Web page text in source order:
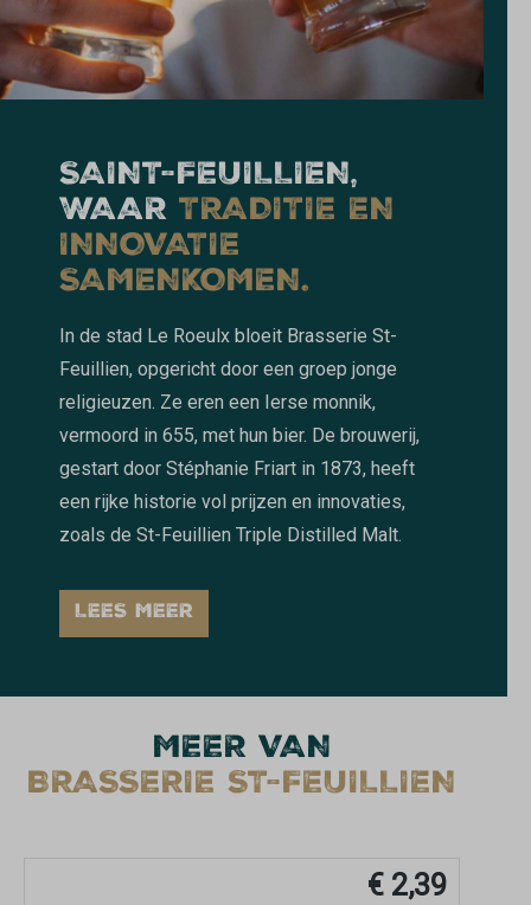
SAINT-FEUILLIEN,
WAAR TRADITIE EN
INNOVATIE
SAMENKOMEN.
In de stad Le Roeulx bloeit Brasserie St-
Feuillien, opgericht door een groep jonge
religieuzen. Ze eren een Ierse monnik,
vermoord in 655, met hun bier. De brouwerij,
gestart door Stéphanie Friart in 1873, heeft
een rijke historie vol prijzen en innovaties,
zoals de St-Feuillien Triple Distilled Malt.
LEES MEER
MEER VAN
BRASSERIE ST-FEUILLIEN
€ 2,39